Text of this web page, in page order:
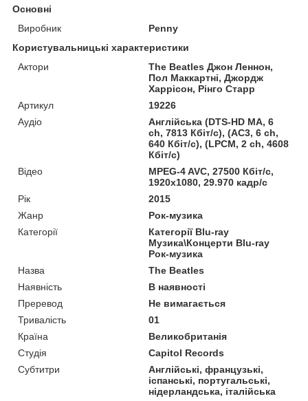
Основні
Виробник
Penny
Користувальницькі характеристики
Актори
The Beatles Джон Леннон,
Пол Маккартні, Джордж
Харрісон, Рінго Старр
Артикул
19226
Аудіо
Англійська (DTS-HD MA, 6
ch, 7813 Кбіт/с), (AC3, 6 ch,
640 Кбіт/с), (LPCM, 2 ch, 4608
Кбіт/с)
Відео
MPEG-4 AVC, 27500 Кбіт/с,
1920x1080, 29.970 кадр/с
Рік
2015
Жанр
Рок-музика
Категорії
Категорії Blu-ray
Музика\Концерти Blu-ray
Рок-музика
Назва
The Beatles
Наявність
В наявності
Преревод
Не вимагається
Тривалість
01
Країна
Великобританія
Студія
Capitol Records
Субтитри
Англійські, французькі,
іспанські, португальські,
нідерландська, італійська